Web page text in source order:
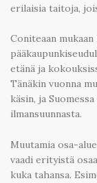
erilaisia taitoja,
Coniteaan
etänä ja
Tänäkin vuonna
käsin, ja
ilmansuunnasta.
Muutamia osa-
vaadi erityistä
kuka tahansa.